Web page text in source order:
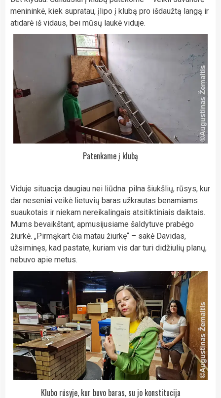
menininkė, kiek supratau, įlipo į klubą pro išdaužtą langą ir
atidarė iš vidaus, bei mūsų laukė viduje.
Patenkame į klubą
Viduje situacija daugiau nei liūdna: pilna šiukšlių, rūsys, kur
dar neseniai veikė lietuvių baras užkrautas benamiams
suaukotais ir niekam nereikalingais atsitiktiniais daiktais.
Mums bevaikštant, apmusijusiame šaldytuve prabėgo
žiurkė. „Pirmąkart čia matau žiurkę“ – sakė Davidas,
užsiminęs, kad pastate, kuriam vis dar turi didžiulių planų,
nebuvo apie metus.
Klubo rūsyje, kur buvo baras, su jo konstitucija